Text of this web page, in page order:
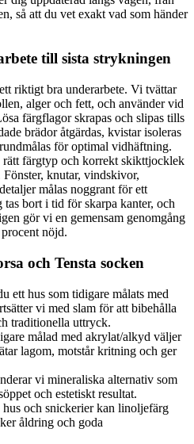
så att du vet exakt vad som händer
till sista strykningen
riktigt bra underarbete. Vi tvättar
alger och fett, och använder vid
färgflagor skrapas och slipas tills
brädor åtgärdas, kvistar isoleras
för optimal vidhäftning.
färgtyp och korrekt skikttjocklek
knutar, vindskivor,
målas noggrant för ett
bort i tid för skarpa kanter, och
gör vi en gemensam genomgång
nöjd.
och Tensta socken
ett hus som tidigare målats med
vi med slam för att bibehålla
traditionella uttryck.
målad med akrylat/alkyd väljer
lagom, motstår kritning och ger
vi mineraliska alternativ som
och estetiskt resultat.
och snickerier kan linoljefärg
åldring och goda